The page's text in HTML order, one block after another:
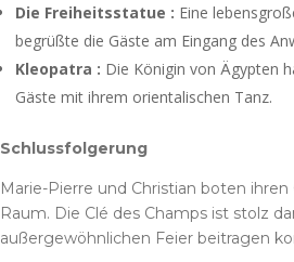
Die Freiheitsstatue : Eine
begrüßte die Gäste am Eingang des
Kleopatra : Die Königin von Ägypten
Gäste mit ihrem orientalischen Tanz.
Schlussfolgerung
Marie-Pierre und Christian boten
Raum. Die Clé des Champs ist stolz
außergewöhnlichen Feier beitragen